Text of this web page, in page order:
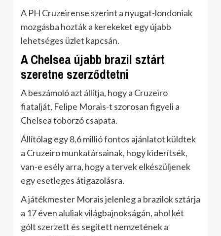
A PH Cruzeirense szerint a nyugat-londoniak
mozgásba hozták a kerekeket egy újabb
lehetséges üzlet kapcsán.
A Chelsea újabb brazil sztárt
szeretne szerződtetni
A beszámoló azt állítja, hogy a Cruzeiro
fiatalját, Felipe Morais-t szorosan figyeli a
Chelsea toborzó csapata.
Állítólag egy 8,6 millió fontos ajánlatot küldtek
a Cruzeiro munkatársainak, hogy kiderítsék,
van-e esély arra, hogy a tervek elkészüljenek
egy esetleges átigazolásra.
A játékmester Morais jelenleg a brazilok sztárja
a 17 éven aluliak világbajnokságán, ahol két
gólt szerzett és segített nemzetének a